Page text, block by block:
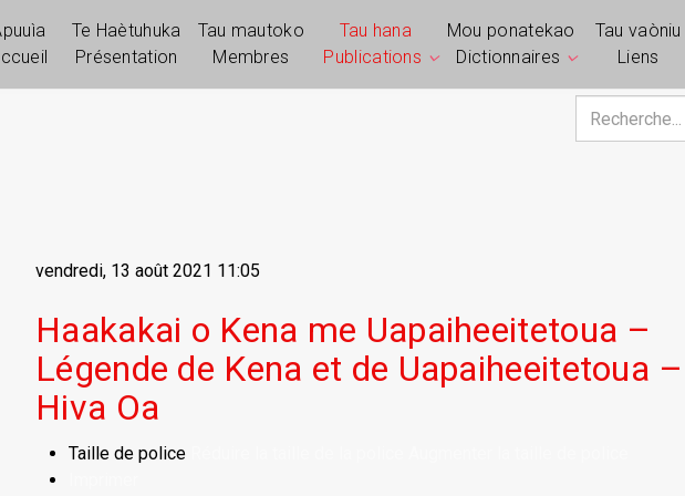
Te Haètuhuka
Présentation
Tau mautoko
Membres
Tau hana
Publications
Mou ponatekao
Dictionnaires
Tau vaòniu
Liens
Rechercher
vendredi, 13 août 2021 11:05
Haakakai o Kena me Uapaiheeitetoua –
Légende de Kena et de Uapaiheeitetoua –
Hiva Oa
Taille de police